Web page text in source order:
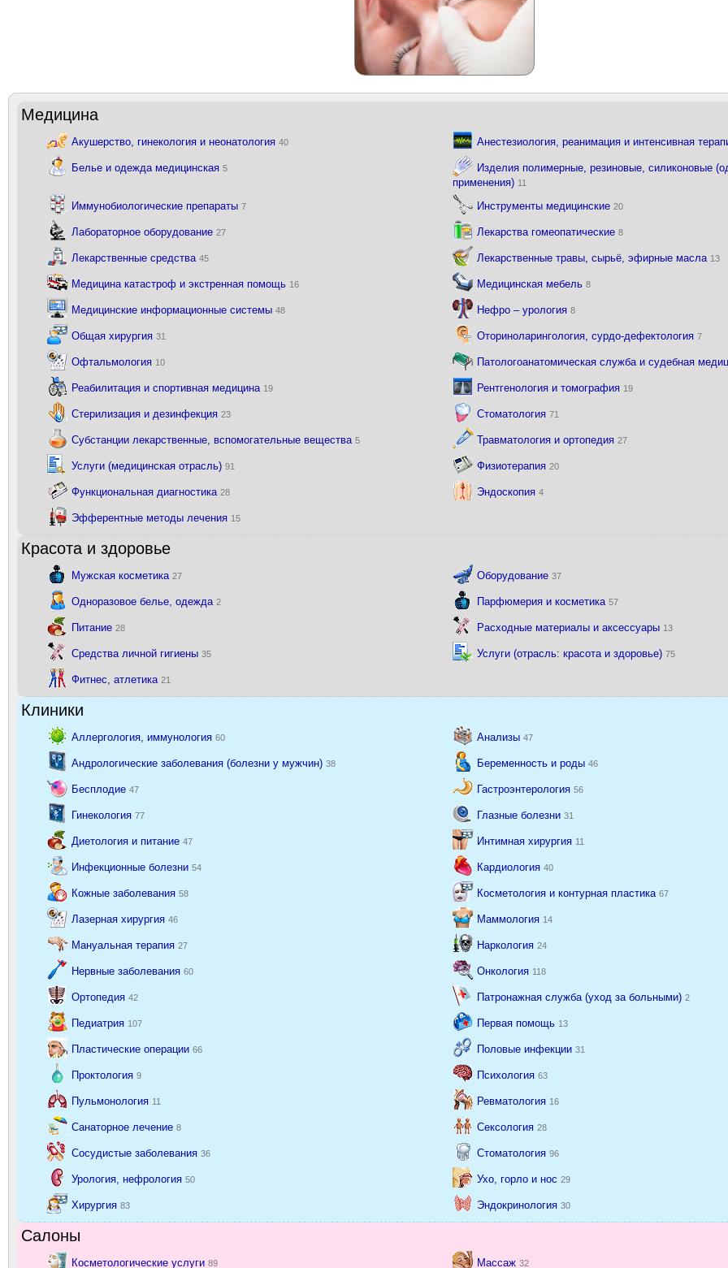
Медицина
Акушерство, гинекология и неонатология 40 Анестезиология, реанимация и интенсивная
Белье и одежда медицинская 5
Изделия полимерные, резиновые, силиконовые
применения) 11
Иммунобиологические препараты 7 Инструменты медицинские 20
Лабораторное оборудование 27 Лекарства гомеопатические 8
Лекарственные средства 45 Лекарственные травы, сырьё, эфирные масла 13
Медицина катастроф и экстренная помощь 16 Медицинская мебель 8
Медицинские информационные системы 48 Нефро – урология 8
Общая хирургия 31 Оториноларингология, сурдо-дефектология 7
Офтальмология 10 Патологоанатомическая служба и судебная
Реабилитация и спортивная медицина 19 Рентгенология и томография 19
Стерилизация и дезинфекция 23 Стоматология 71
Субстанции лекарственные, вспомогательные вещества 5 Травматология и ортопедия 27
Услуги (медицинская отрасль) 91 Физиотерапия 20
Функциональная диагностика 28 Эндоскопия 4
Эфферентные методы лечения 15
Красота и здоровье
Мужская косметика 27 Оборудование 37
Одноразовое белье, одежда 2 Парфюмерия и косметика 57
Питание 28 Расходные материалы и аксессуары 13
Средства личной гигиены 35 Услуги (отрасль: красота и здоровье) 75
Фитнес, атлетика 21
Клиники
Аллергология, иммунология 60 Анализы 47
Андрологические заболевания (болезни у мужчин) 38 Беременность и роды 46
Бесплодие 47 Гастроэнтерология 56
Гинекология 77 Глазные болезни 31
Диетология и питание 47 Интимная хирургия 11
Инфекционные болезни 54 Кардиология 40
Кожные заболевания 58 Косметология и контурная пластика 67
Лазерная хирургия 46 Маммология 14
Мануальная терапия 27 Наркология 24
Нервные заболевания 60 Онкология 118
Ортопедия 42 Патронажная служба (уход за больными) 2
Педиатрия 107 Первая помощь 13
Пластические операции 66 Половые инфекции 31
Проктология 9 Психология 63
Пульмонология 11 Ревматология 16
Санаторное лечение 8 Сексология 28
Сосудистые заболевания 36 Стоматология 96
Урология, нефрология 50 Ухо, горло и нос 29
Хирургия 83 Эндокринология 30
Салоны
Косметологические услуги 89 Массаж 32